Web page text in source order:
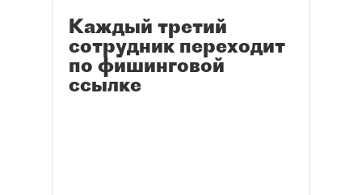
Каждый третий
сотрудник переходит
по фишинговой
ссылке